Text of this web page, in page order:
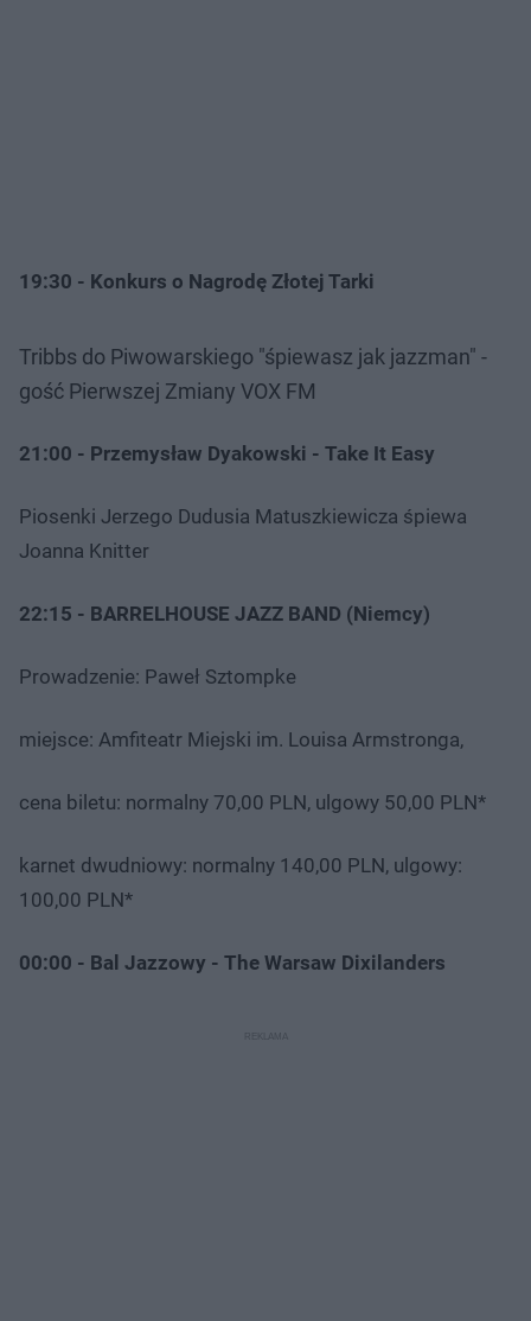
19:30 - Konkurs o Nagrodę Złotej Tarki
Tribbs do Piwowarskiego "śpiewasz jak jazzman" -
gość Pierwszej Zmiany VOX FM
21:00 - Przemysław Dyakowski - Take It Easy
Piosenki Jerzego Dudusia Matuszkiewicza śpiewa
Joanna Knitter
22:15 - BARRELHOUSE JAZZ BAND (Niemcy)
Prowadzenie: Paweł Sztompke
miejsce: Amfiteatr Miejski im. Louisa Armstronga,
cena biletu: normalny 70,00 PLN, ulgowy 50,00 PLN*
karnet dwudniowy: normalny 140,00 PLN, ulgowy:
100,00 PLN*
00:00 - Bal Jazzowy - The Warsaw Dixilanders